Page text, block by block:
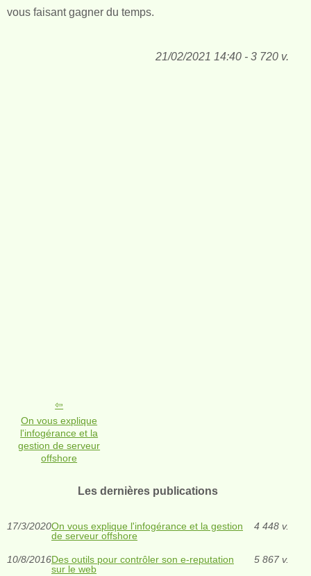
vous faisant gagner du temps.
21/02/2021 14:40 - 3 720 v.
On vous explique
l'infogérance et la
gestion de serveur
offshore
Les dernières publications
17/3/2020On vous explique l'infogérance et la gestion
de serveur offshore
4 448 v.
10/8/2016Des outils pour contrôler son e-reputation
sur le web
5 867 v.